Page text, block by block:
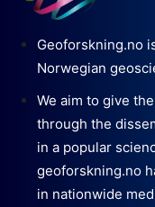
Geoforskning.no
Norwegian
We aim to give
through the
in a popular
geoforskning.no
in nationwide